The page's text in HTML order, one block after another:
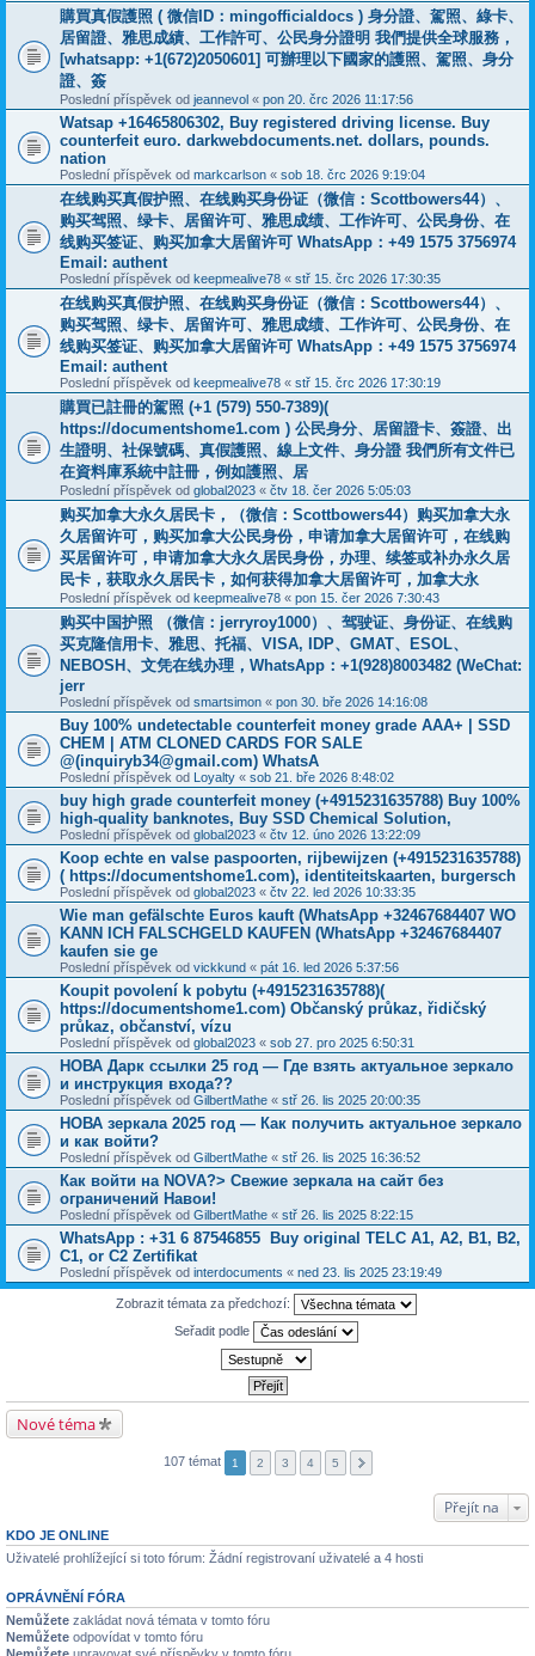
購買真假護照 ( 微信ID：mingofficialdocs ) 身分證、駕照、綠卡、
居留證、雅思成績、工作許可、公民身分證明 我們提供全球服務，
[whatsapp: +1(672)2050601] 可辦理以下國家的護照、駕照、身分
證、簽
Poslední příspěvek od jeannevol « pon 20. črc 2026 11:17:56
Watsap +16465806302, Buy registered driving license. Buy
counterfeit euro. darkwebdocuments.net. dollars, pounds.
nation
Poslední příspěvek od markcarlson « sob 18. črc 2026 9:19:04
在线购买真假护照、在线购买身份证（微信：Scottbowers44）、
购买驾照、绿卡、居留许可、雅思成绩、工作许可、公民身份、在
线购买签证、购买加拿大居留许可 WhatsApp：+49 1575 3756974
Email: authent
Poslední příspěvek od keepmealive78 « stř 15. črc 2026 17:30:35
在线购买真假护照、在线购买身份证（微信：Scottbowers44）、
购买驾照、绿卡、居留许可、雅思成绩、工作许可、公民身份、在
线购买签证、购买加拿大居留许可 WhatsApp：+49 1575 3756974
Email: authent
Poslední příspěvek od keepmealive78 « stř 15. črc 2026 17:30:19
購買已註冊的駕照 (+1 (579) 550-7389)(
https://documentshome1.com ) 公民身分、居留證卡、簽證、出
生證明、社保號碼、真假護照、線上文件、身分證 我們所有文件已
在資料庫系統中註冊，例如護照、居
Poslední příspěvek od global2023 « čtv 18. čer 2026 5:05:03
购买加拿大永久居民卡，（微信：Scottbowers44）购买加拿大永
久居留许可，购买加拿大公民身份，申请加拿大居留许可，在线购
买居留许可，申请加拿大永久居民身份，办理、续签或补办永久居
民卡，获取永久居民卡，如何获得加拿大居留许可，加拿大永
Poslední příspěvek od keepmealive78 « pon 15. čer 2026 7:30:43
购买中国护照 （微信：jerryroy1000）、驾驶证、身份证、在线购
买克隆信用卡、雅思、托福、VISA, IDP、GMAT、ESOL、
NEBOSH、文凭在线办理，WhatsApp：+1(928)8003482 (WeChat:
jerr
Poslední příspěvek od smartsimon « pon 30. bře 2026 14:16:08
Buy 100% undetectable counterfeit money grade AAA+ | SSD
CHEM | ATM CLONED CARDS FOR SALE
@(inquiryb34@gmail.com) WhatsA
Poslední příspěvek od Loyalty « sob 21. bře 2026 8:48:02
buy high grade counterfeit money ‪(+4915231635788‬) Buy 100%
high-quality banknotes, Buy SSD Chemical Solution,
Poslední příspěvek od global2023 « čtv 12. úno 2026 13:22:09
Koop echte en valse paspoorten, rijbewijzen (+4915231635788)
( https://documentshome1.com), identiteitskaarten, burgersch
Poslední příspěvek od global2023 « čtv 22. led 2026 10:33:35
Wie man gefälschte Euros kauft (WhatsApp +32467684407 WO
KANN ICH FALSCHGELD KAUFEN (WhatsApp +32467684407
kaufen sie ge
Poslední příspěvek od vickkund « pát 16. led 2026 5:37:56
Koupit povolení k pobytu (+4915231635788)(
https://documentshome1.com) Občanský průkaz, řidičský
průkaz, občanství, vízu
Poslední příspěvek od global2023 « sob 27. pro 2025 6:50:31
НОВА Дарк ссылки 25 год — Где взять актуальное зеркало
и инструкция входа??
Poslední příspěvek od GilbertMathe « stř 26. lis 2025 20:00:35
НОВА зеркала 2025 год — Как получить актуальное зеркало
и как войти?
Poslední příspěvek od GilbertMathe « stř 26. lis 2025 16:36:52
Как войти на NOVA?> Свежие зеркала на сайт без
ограничений Навои!
Poslední příspěvek od GilbertMathe « stř 26. lis 2025 8:22:15
WhatsApp : +31 6 87546855 Buy original TELC A1, A2, B1, B2,
C1, or C2 Zertifikat
Poslední příspěvek od interdocuments « ned 23. lis 2025 23:19:49
Zobrazit témata za předchozí:
Seřadit podle
Nové téma
107 témat 1 2 3 4 5
Přejít na
KDO JE ONLINE
Uživatelé prohlížející si toto fórum: Žádní registrovaní uživatelé a 4 hosti
OPRÁVNĚNÍ FÓRA
Nemůžete zakládat nová témata v tomto fóru
Nemůžete odpovídat v tomto fóru